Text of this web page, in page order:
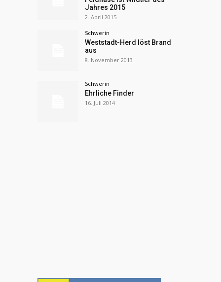
Jahres 2015
2. April 2015
Schwerin
Weststadt-Herd löst Brand
aus
8. November 2013
Schwerin
Ehrliche Finder
16. Juli 2014